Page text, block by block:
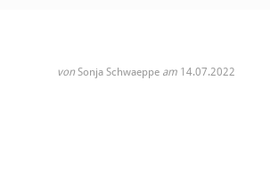
von Sonja Schwaeppe am 14.07.2022